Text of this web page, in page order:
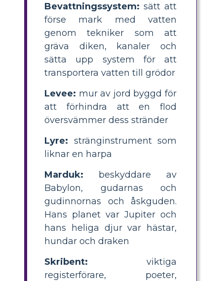
Bevattningssystem: sätt att
förse mark med vatten
genom tekniker som att
gräva diken, kanaler och
sätta upp system för att
transportera vatten till grödor
Levee: mur av jord byggd för
att förhindra att en flod
översvämmer dess stränder
Lyre: stränginstrument som
liknar en harpa
Marduk: beskyddare av
Babylon, gudarnas och
gudinnornas och åskguden.
Hans planet var Jupiter och
hans heliga djur var hästar,
hundar och draken
Skribent: viktiga
registerförare, poeter,